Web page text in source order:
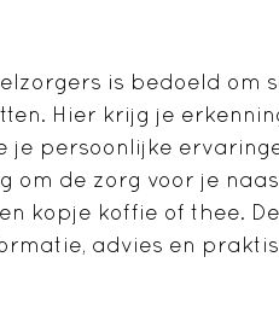
is bedoeld om
Hier krijg je
je persoonlijke
om de zorg voor je
kopje koffie of thee.
advies en